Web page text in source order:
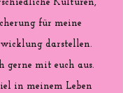
Kulturen,
für meine
darstellen.
gerne mit euch aus.
in meinem Leben